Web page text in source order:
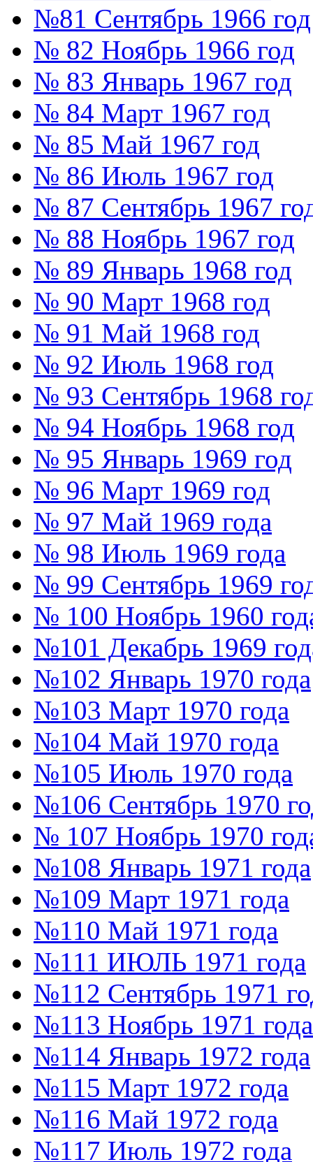
№81 Сентябрь 1966 год
№ 82 Ноябрь 1966 год
№ 83 Январь 1967 год
№ 84 Март 1967 год
№ 85 Май 1967 год
№ 86 Июль 1967 год
№ 87 Сентябрь 1967
№ 88 Ноябрь 1967 год
№ 89 Январь 1968 год
№ 90 Март 1968 год
№ 91 Май 1968 год
№ 92 Июль 1968 год
№ 93 Сентябрь 1968
№ 94 Ноябрь 1968 год
№ 95 Январь 1969 год
№ 96 Март 1969 год
№ 97 Май 1969 года
№ 98 Июль 1969 года
№ 99 Сентябрь 1969
№ 100 Ноябрь 1960
№101 Декабрь 1969
№102 Январь 1970 года
№103 Март 1970 года
№104 Май 1970 года
№105 Июль 1970 года
№106 Сентябрь 1970
№ 107 Ноябрь 1970
№108 Январь 1971 года
№109 Март 1971 года
№110 Май 1971 года
№111 ИЮЛЬ 1971 года
№112 Сентябрь 1971
№113 Ноябрь 1971 года
№114 Январь 1972 года
№115 Март 1972 года
№116 Май 1972 года
№117 Июль 1972 года